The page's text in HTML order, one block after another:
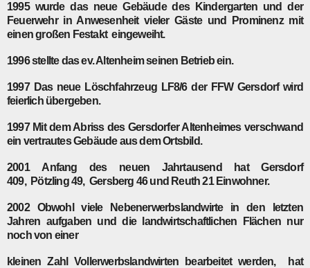
1995wurde das neue Gebäude des Kindergarten und der
Feuerwehr in Anwesenheit vieler Gäste und Prominenz mit
einen großen Festakt eingeweiht.
1996stellte das ev. Altenheim seinen Betrieb ein.
1997Das neue Löschfahrzeug LF8/6 der FFW Gersdorf wird
feierlich übergeben.
1997Mit dem Abriss des Gersdorfer Altenheimes verschwand
ein vertrautes Gebäude aus dem Ortsbild.
2001Anfang des neuen Jahrtausend hat Gersdorf
409, Pötzling 49, Gersberg 46 und Reuth 21 Einwohner.
2002 Obwohl viele Nebenerwerbslandwirte in den letzten
Jahren aufgaben und die landwirtschaftlichen Flächen nur
noch von einer
kleinen Zahl Vollerwerbslandwirten bearbeitet werden, hat